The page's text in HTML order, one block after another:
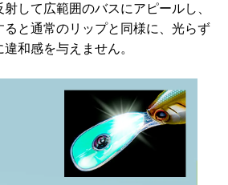
して広範囲のバスにアピールし、
と通常のリップと同様に、光らず
和感を与えません。